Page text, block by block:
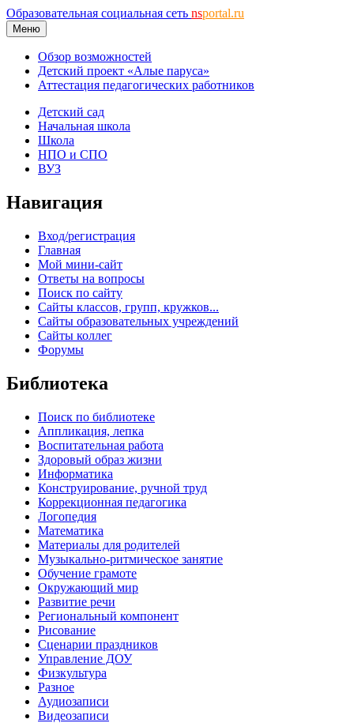
Образовательная социальная сеть nsportal.ru
Меню
Обзор возможностей
Детский проект «Алые паруса»
Аттестация педагогических работников
Детский сад
Начальная школа
Школа
НПО и СПО
ВУЗ
Навигация
Вход/регистрация
Главная
Мой мини-сайт
Ответы на вопросы
Поиск по сайту
Сайты классов, групп, кружков...
Сайты образовательных учреждений
Сайты коллег
Форумы
Библиотека
Поиск по библиотеке
Аппликация, лепка
Воспитательная работа
Здоровый образ жизни
Информатика
Конструирование, ручной труд
Коррекционная педагогика
Логопедия
Математика
Материалы для родителей
Музыкально-ритмическое занятие
Обучение грамоте
Окружающий мир
Развитие речи
Региональный компонент
Рисование
Сценарии праздников
Управление ДОУ
Физкультура
Разное
Аудиозаписи
Видеозаписи